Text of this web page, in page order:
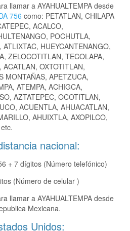
llamar a AYAHUALTEMPA desde
756 como: PETATLAN, CHILAPA
ACALCO,
POCHUTLA,
HUEYCANTENANGO,
ZELOCOTITLAN, TECOLAPA,
OXTOTITLAN,
MONTAÑAS, APETZUCA,
ATEMPA, ACHIGCA,
AZTATEPEC, OCOTITLAN,
ACUENTLA, AHUACATLAN,
AHUIXTLA, AXOPILCO,
nacional:
+ 7 dígitos (Número telefónico)
(Número de celular )
llamar a AYAHUALTEMPA desde
Mexicana.
Unidos: